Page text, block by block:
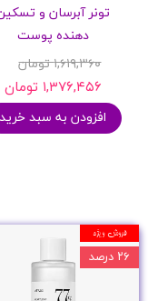
تونر آبرسان و
دهنده پوست
۱,۶۱۹,۳۶۰ تومان
۱,۳۷۶,۴۵۶ تومان
افزودن به سبد خرید
فروش ویژه
۲۶ درصد